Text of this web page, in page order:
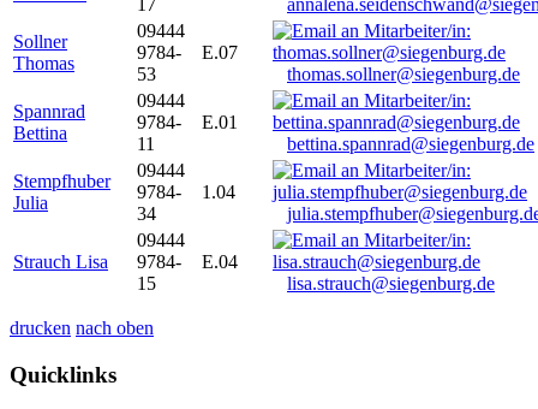
17
Sollner
Thomas
09444
9784-
53
E.07
thomas.sollner@siegenburg.de
Spannrad
Bettina
09444
9784-
11
E.01
bettina.spannrad@siegenburg.de
Stempfhuber
Julia
09444
9784-
34
1.04
Strauch Lisa
09444
9784-
15
E.04
lisa.strauch@siegenburg.de
drucken nach oben
Quicklinks